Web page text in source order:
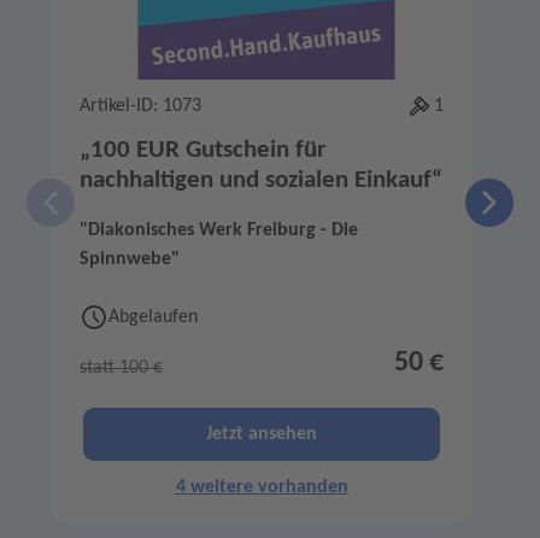
Artikel-ID: 1073 1
„100 EUR Gutschein für
nachhaltigen und sozialen Einkauf“
"Diakonisches Werk Freiburg - Die
Spinnwebe"
Abgelaufen
statt 100 € 50 €
Jetzt ansehen
4 weitere vorhanden